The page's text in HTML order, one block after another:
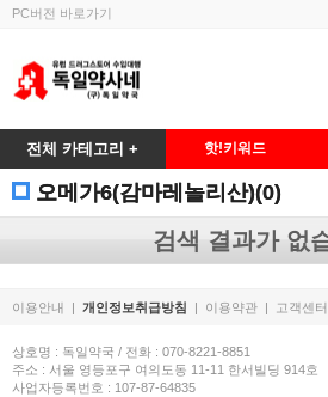
PC버전 바로가기
전체 카테고리 + 핫!키워드
오메가6(감마레놀리산)(0)
검색 결과가 없
이용안내 | 개인정보취급방침 | 이용약관 | 고객센터
상호명 : 독일약국 / 전화 : 070-8221-8851
주소 : 서울 영등포구 여의도동 11-11 한서빌딩 914호
사업자등록번호 : 107-87-64835